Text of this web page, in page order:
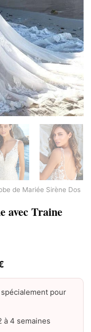
de Mariée Sirène Dos
avec Traine
pour
à 4 semaines